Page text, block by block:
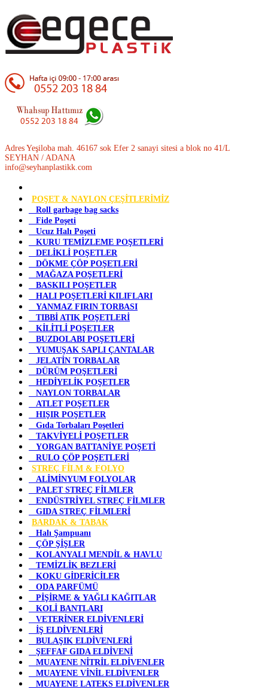
Adres Yeşiloba mah. 46167 sok Efer 2 sanayi sitesi a blok no 41/L
SEYHAN / ADANA
info@seyhanplastikk.com
POŞET & NAYLON ÇEŞİTLERİMİZ
Roll garbage bag sacks
Fide Poşeti
Ucuz Halı Poşeti
KURU TEMİZLEME POŞETLERİ
DELİKLİ POŞETLER
DÖKME ÇÖP POŞETLERİ
MAĞAZA POŞETLERİ
BASKILI POŞETLER
HALI POŞETLERİ KILIFLARI
YANMAZ FIRIN TORBASI
TIBBİ ATIK POŞETLERİ
KİLİTLİ POŞETLER
BUZDOLABI POŞETLERİ
YUMUŞAK SAPLI ÇANTALAR
JELATİN TORBALAR
DÜRÜM POŞETLERİ
HEDİYELİK POŞETLER
NAYLON TORBALAR
ATLET POŞETLER
HIŞIR POŞETLER
Gıda Torbaları Poşetleri
TAKVİYELİ POŞETLER
YORGAN BATTANİYE POŞETİ
RULO ÇÖP POŞETLERİ
STREÇ FİLM & FOLYO
ALİMİNYUM FOLYOLAR
PALET STREÇ FİLMLER
ENDÜSTRİYEL STREÇ FİLMLER
GIDA STREÇ FİLMLERİ
BARDAK & TABAK
Halı Şampuanı
ÇÖP ŞİŞLER
KOLANYALI MENDİL & HAVLU
TEMİZLİK BEZLERİ
KOKU GİDERİCİLER
ODA PARFÜMÜ
PİŞİRME & YAĞLI KAĞITLAR
KOLİ BANTLARI
VETERİNER ELDİVENLERİ
İŞ ELDİVENLERİ
BULAŞIK ELDİVENLERİ
ŞEFFAF GIDA ELDİVENİ
MUAYENE NİTRİL ELDİVENLER
MUAYENE VİNİL ELDİVENLER
MUAYENE LATEKS ELDİVENLER